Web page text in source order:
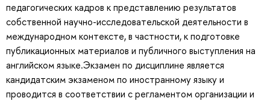
педагогических кадров к представлению результатов
собственной научно-исследовательской деятельности в
международном контексте, в частности, к подготовке
публикационных материалов и публичного выступления на
английском языке.Экзамен по дисциплине является
кандидатским экзаменом по иностранному языку и
проводится в соответствии с регламентом организации и